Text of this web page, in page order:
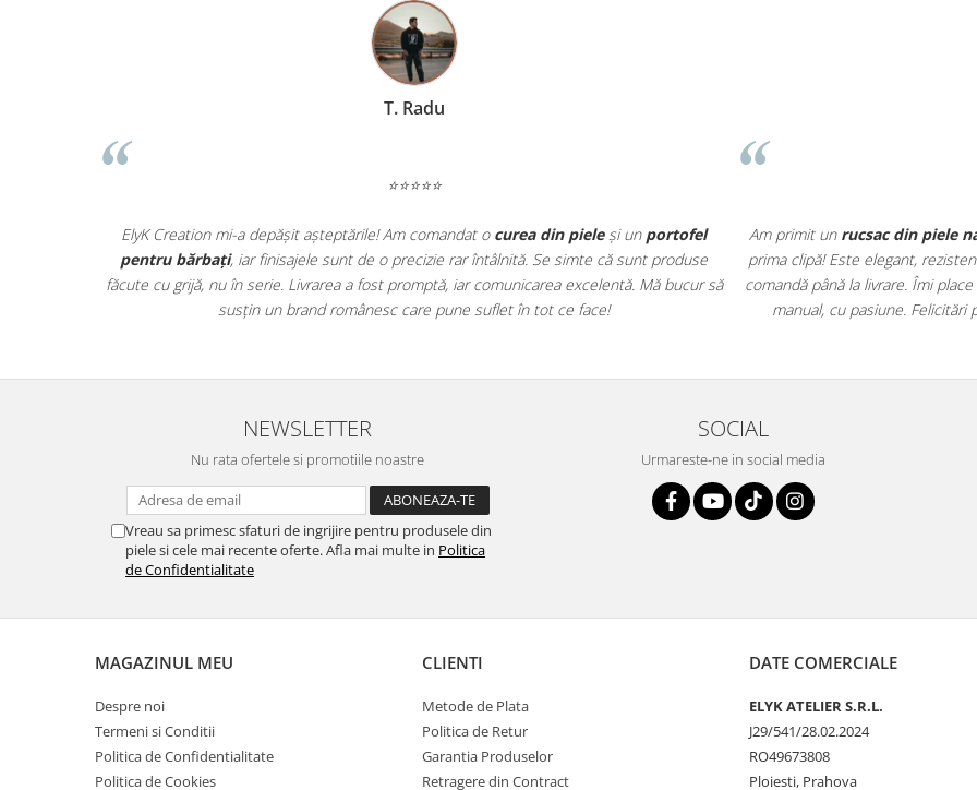
T. Radu
⭐⭐⭐⭐⭐
ElyK Creation mi-a depășit așteptările! Am comandat o curea din pieleși un portofel
pentru bărbați, iar finisajele sunt de o precizie rar întâlnită. Se simte că sunt produse
făcute cu grijă, nu în serie. Livrarea a fost promptă, iar comunicarea excelentă. Mă bucur să
susțin un brand românesc care pune suflet în tot ce face!
Am primit un rucsac din piele
prima clipă! Este elegant,
comandă până la livrare. Îmi
manual, cu pasiune.
NEWSLETTER
Nu rata ofertele si promotiile noastre
Vreau sa primesc sfaturi de ingrijire pentru produsele din
piele si cele mai recente oferte. Afla mai multe in Politica
de Confidentialitate
SOCIAL
Urmareste-ne in social media
MAGAZINUL MEU
Despre noi
Termeni si Conditii
Politica de Confidentialitate
Politica de Cookies
CLIENTI
Metode de Plata
Politica de Retur
Garantia Produselor
Retragere din Contract
DATE COMERCIALE
ELYK ATELIER S.R.L.
J29/541/28.02.2024
RO49673808
Ploiesti, Prahova